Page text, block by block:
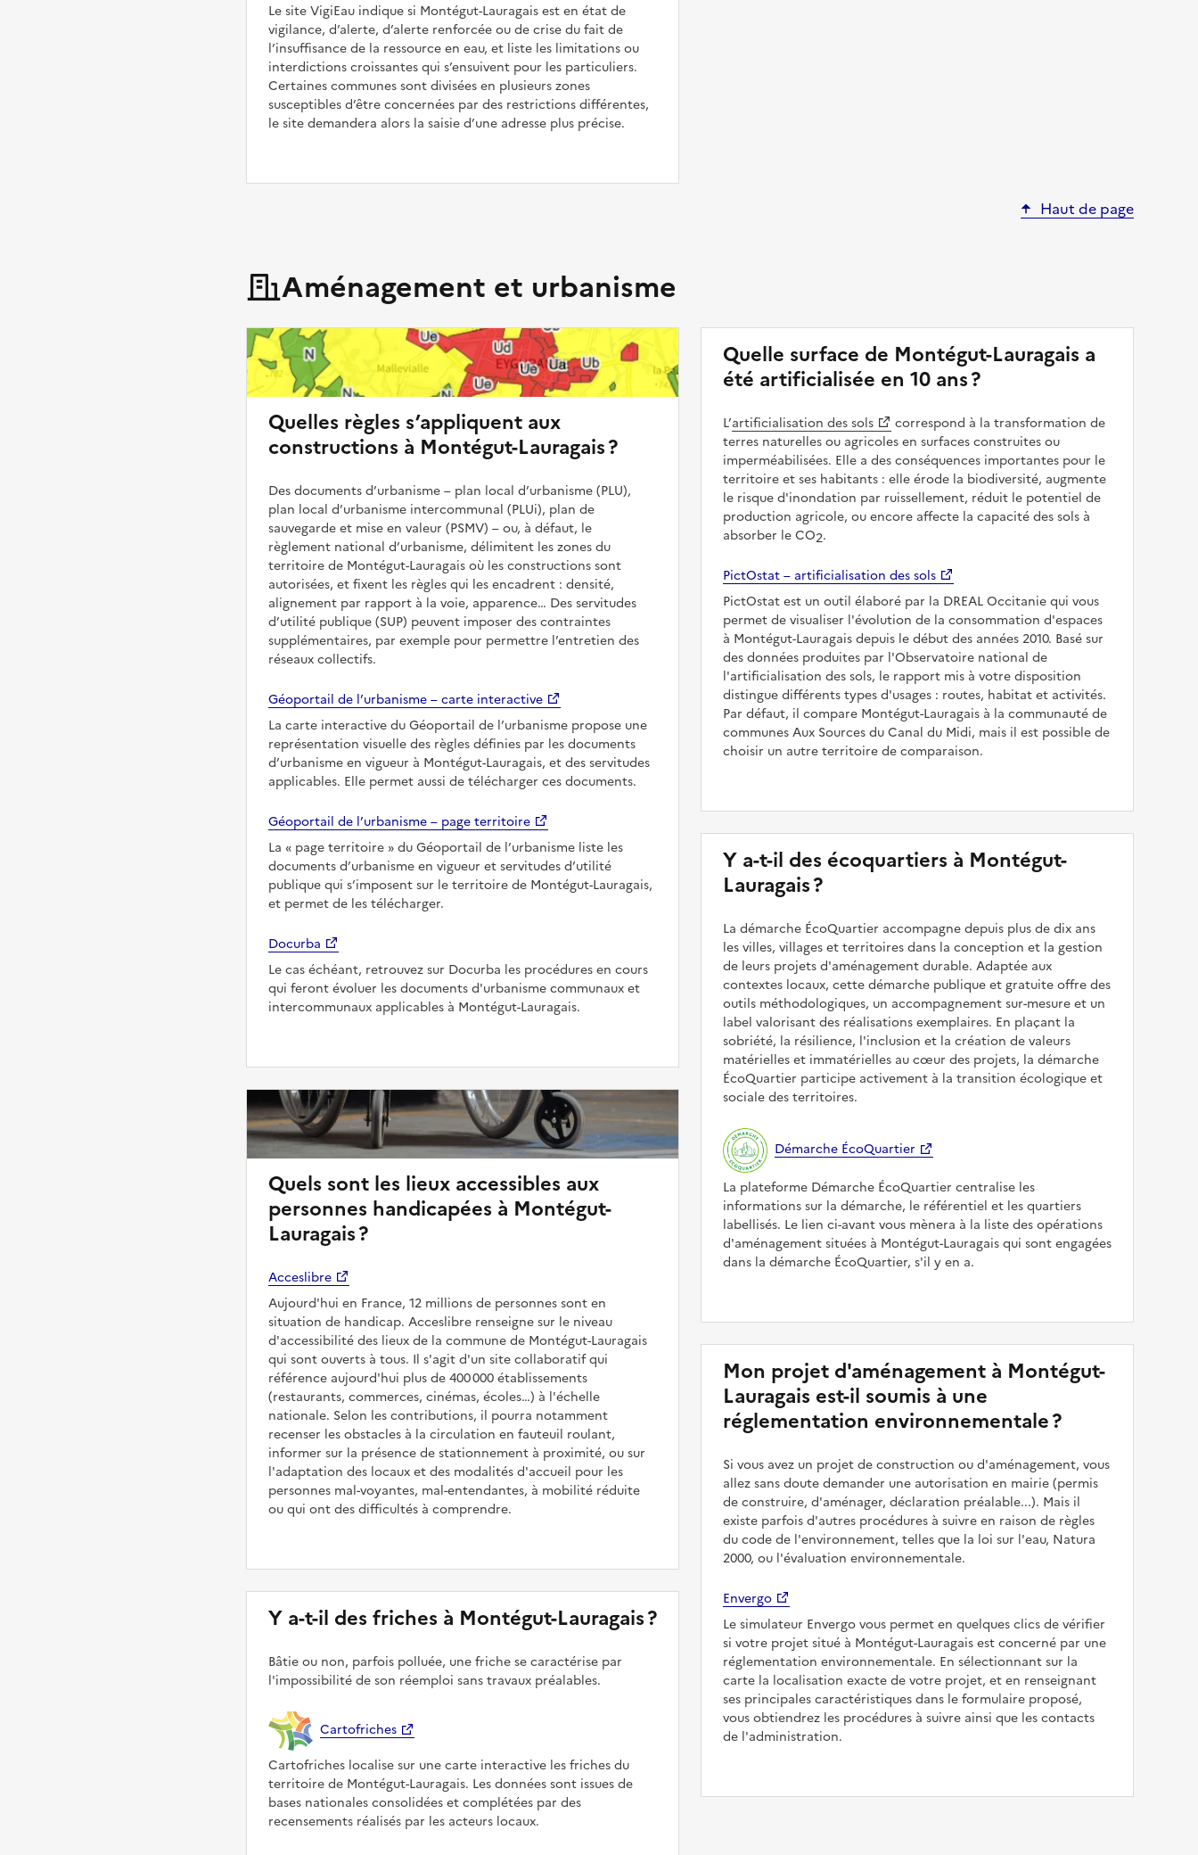
Le site VigiEau indique si Montégut-Lauragais est en état de
vigilance, d’alerte, d’alerte renforcée ou de crise du fait de
l’insuffisance de la ressource en eau, et liste les limitations ou
interdictions croissantes qui s’ensuivent pour les particuliers.
Certaines communes sont divisées en plusieurs zones
susceptibles d’être concernées par des restrictions différentes,
le site demandera alors la saisie d’une adresse plus précise.
Haut de page
Aménagement et urbanisme
Quelles règles s’appliquent aux
constructions à Montégut-Lauragais ?
Des documents d’urbanisme – plan local d’urbanisme (PLU),
plan local d’urbanisme intercommunal (PLUi), plan de
sauvegarde et mise en valeur (PSMV) – ou, à défaut, le
règlement national d’urbanisme, délimitent les zones du
territoire de Montégut-Lauragais où les constructions sont
autorisées, et fixent les règles qui les encadrent : densité,
alignement par rapport à la voie, apparence… Des servitudes
d’utilité publique (SUP) peuvent imposer des contraintes
supplémentaires, par exemple pour permettre l’entretien des
réseaux collectifs.
Géoportail de l’urbanisme – carte interactive
La carte interactive du Géoportail de l’urbanisme propose une
représentation visuelle des règles définies par les documents
d’urbanisme en vigueur à Montégut-Lauragais, et des servitudes
applicables. Elle permet aussi de télécharger ces documents.
Géoportail de l’urbanisme – page territoire
La
page territoire
du Géoportail de l’urbanisme liste les
documents d’urbanisme en vigueur et servitudes d’utilité
publique qui s’imposent sur le territoire de Montégut-Lauragais,
et permet de les télécharger.
Docurba
Le cas échéant, retrouvez sur Docurba les procédures en cours
qui feront évoluer les documents d'urbanisme communaux et
intercommunaux applicables à Montégut-Lauragais.
Quels sont les lieux accessibles aux
personnes handicapées à Montégut-
Lauragais ?
Acceslibre
Aujourd'hui en France, 12 millions de personnes sont en
situation de handicap. Acceslibre renseigne sur le niveau
d'accessibilité des lieux de la commune de Montégut-Lauragais
qui sont ouverts à tous. Il s'agit d'un site collaboratif qui
référence aujourd'hui plus de 400 000 établissements
(restaurants, commerces, cinémas, écoles…) à l'échelle
nationale. Selon les contributions, il pourra notamment
recenser les obstacles à la circulation en fauteuil roulant,
informer sur la présence de stationnement à proximité, ou sur
l'adaptation des locaux et des modalités d'accueil pour les
personnes mal-voyantes, mal-entendantes, à mobilité réduite
ou qui ont des difficultés à comprendre.
Y a-t-il des friches à Montégut-Lauragais ?
Bâtie ou non, parfois polluée, une friche se caractérise par
l'impossibilité de son réemploi sans travaux préalables.
Cartofriches
Cartofriches localise sur une carte interactive les friches du
territoire de Montégut-Lauragais. Les données sont issues de
bases nationales consolidées et complétées par des
recensements réalisés par les acteurs locaux.
Quelle surface de Montégut-Lauragais a
été artificialisée en 10 ans ?
L’artificialisation des sols
correspond à la transformation de
terres naturelles ou agricoles en surfaces construites ou
imperméabilisées. Elle a des conséquences importantes pour le
territoire et ses habitants : elle érode la biodiversité, augmente
le risque d'inondation par ruissellement, réduit le potentiel de
production agricole, ou encore affecte la capacité des sols à
absorber le CO2.
PictOstat – artificialisation des sols
PictOstat est un outil élaboré par la DREAL Occitanie qui vous
permet de visualiser l'évolution de la consommation d'espaces
à Montégut-Lauragais depuis le début des années 2010. Basé sur
des données produites par l'Observatoire national de
l'artificialisation des sols, le rapport mis à votre disposition
distingue différents types d'usages : routes, habitat et activités.
Par défaut, il compare Montégut-Lauragais à la communauté de
communes Aux Sources du Canal du Midi, mais il est possible de
choisir un autre territoire de comparaison.
Y a-t-il des écoquartiers à Montégut-
Lauragais ?
La démarche ÉcoQuartier accompagne depuis plus de dix ans
les villes, villages et territoires dans la conception et la gestion
de leurs projets d'aménagement durable. Adaptée aux
contextes locaux, cette démarche publique et gratuite offre des
outils méthodologiques, un accompagnement sur-mesure et un
label valorisant des réalisations exemplaires. En plaçant la
sobriété, la résilience, l'inclusion et la création de valeurs
matérielles et immatérielles au cœur des projets, la démarche
ÉcoQuartier participe activement à la transition écologique et
sociale des territoires.
Démarche ÉcoQuartier
La plateforme Démarche ÉcoQuartier centralise les
informations sur la démarche, le référentiel et les quartiers
labellisés. Le lien ci-avant vous mènera à la liste des opérations
d'aménagement situées à Montégut-Lauragais qui sont engagées
dans la démarche ÉcoQuartier, s'il y en a.
Mon projet d'aménagement à Montégut-
Lauragais est-il soumis à une
réglementation environnementale ?
Si vous avez un projet de construction ou d'aménagement, vous
allez sans doute demander une autorisation en mairie (permis
de construire, d'aménager, déclaration préalable...). Mais il
existe parfois d'autres procédures à suivre en raison de règles
du code de l'environnement, telles que la loi sur l'eau, Natura
2000, ou l'évaluation environnementale.
Envergo
Le simulateur Envergo vous permet en quelques clics de vérifier
si votre projet situé à Montégut-Lauragais est concerné par une
réglementation environnementale. En sélectionnant sur la
carte la localisation exacte de votre projet, et en renseignant
ses principales caractéristiques dans le formulaire proposé,
vous obtiendrez les procédures à suivre ainsi que les contacts
de l'administration.